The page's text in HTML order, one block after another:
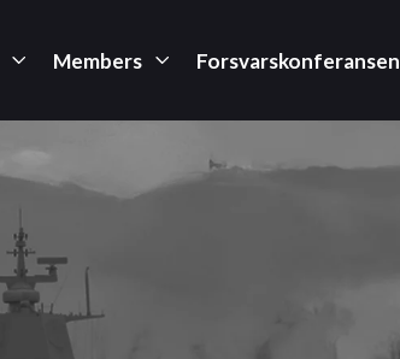
Members Forsvarskonferansen